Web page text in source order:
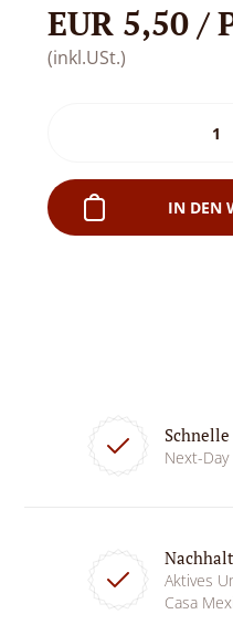
EUR 5,50 /
(inkl.USt.)
IN DEN
Next-
Aktives
Casa